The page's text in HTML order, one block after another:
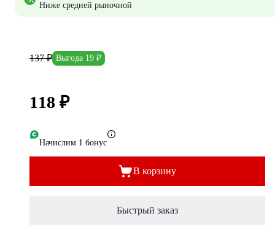
Ниже средней рыночной
137 ₽ Выгода 19 ₽
118 ₽
Начислим 1 бонус
В корзину
Быстрый заказ